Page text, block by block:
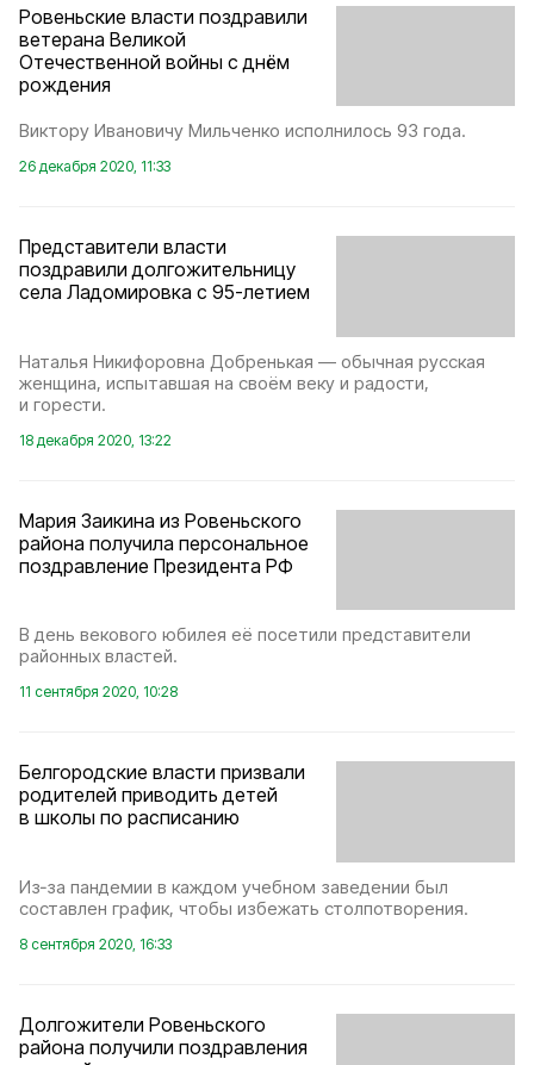
Ровеньские власти поздравили
ветерана Великой
Отечественной войны с днём
рождения
Виктору Ивановичу Мильченко исполнилось 93 года.
26 декабря 2020, 11:33
Представители власти
поздравили долгожительницу
села Ладомировка с 95-летием
Наталья Никифоровна Добренькая — обычная русская
женщина, испытавшая на своём веку и радости,
и горести.
18 декабря 2020, 13:22
Мария Заикина из Ровеньского
района получила персональное
поздравление Президента РФ
В день векового юбилея её посетили представители
районных властей.
11 сентября 2020, 10:28
Белгородские власти призвали
родителей приводить детей
в школы по расписанию
Из‑за пандемии в каждом учебном заведении был
составлен график, чтобы избежать столпотворения.
8 сентября 2020, 16:33
Долгожители Ровеньского
района получили поздравления